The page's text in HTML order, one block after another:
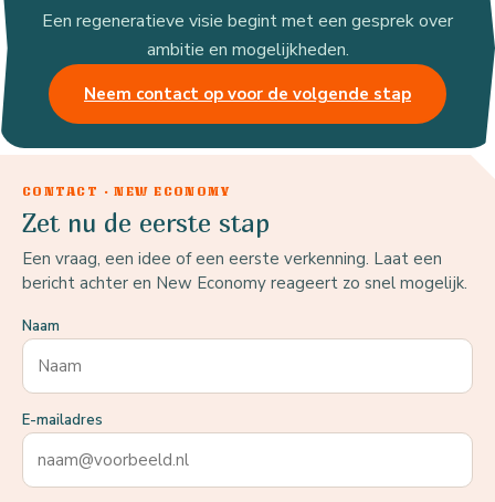
Een regeneratieve visie begint met een gesprek over
ambitie en mogelijkheden.
Neem contact op voor de volgende stap
CONTACT · NEW ECONOMY
Zet nu de eerste stap
Een vraag, een idee of een eerste verkenning. Laat een
bericht achter en New Economy reageert zo snel mogelijk.
Naam
E-mailadres